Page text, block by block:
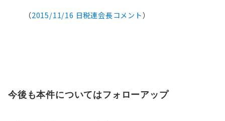
（2015/11/16 日税連会長コメント）
今後も本件についてはフォローアップ